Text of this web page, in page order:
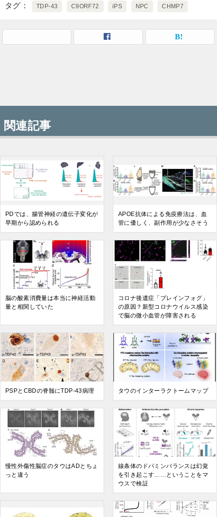
タグ TDP-43 C9ORF72 iPS NPC CHMP7
関連記事
PDでは、腸管神経の遺伝子変化が
早期から認められる
APOE抗体による免疫療法は、血
管に優しく、副作用が少なさそう
脳の酸素消費量は本当に神経活動
量と相関していた
コロナ後遺症「ブレインフォグ」
の原因？新型コロナウイルス感染
で脳の微小血管が障害される
PSPとCBDの脊髄にTDP-43病理 タウのインターラクトームマップ
慢性外傷性脳症のタウはADとちょ
っと違う
線条体のドパミンバランスは幻覚
を引き起こす……ということをマ
ウスで検証